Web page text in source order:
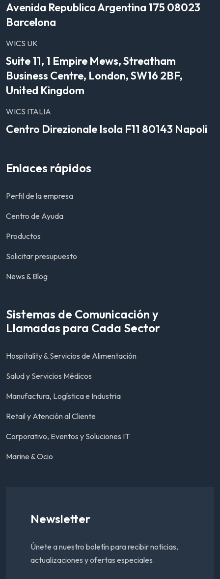
Avenida Republica Argentina 175 08023
Barcelona
WICS UK
Suite 11, 1 Empire Mews, Streatham
Business Centre, London, SW16 2BF,
United Kingdom
WICS ITALIA
Centro Direzionale Isola F11 80143 Napoli
Enlaces rápidos
Perfil de la empresa
Centro de Ayuda
Productos
Solicitar presupuesto
News & Blog
Sistemas de Comunicación y
Llamadas para Cada Sector
Hospitality & Servicios de Alimentación
Salud y Servicios Médicos
Manufactura, Logística e Industria
Retail y Atención al Cliente
Corporativo, Eventos y Soluciones IT
Marine & Ocio
Newsletter
Únete a nuestro boletín para recibir noticias,
actualizaciones y ofertas especiales.